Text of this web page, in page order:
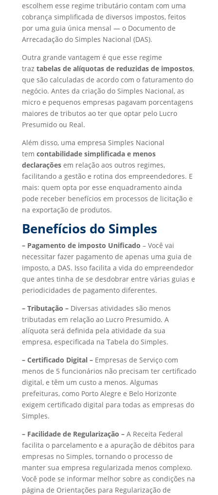
escolhem esse regime tributário contam com uma
cobrança simplificada de diversos impostos, feitos
por uma guia única mensal — o Documento de
Arrecadação do Simples Nacional (DAS).
Outra grande vantagem é que esse regime
traz tabelas de alíquotas de reduzidas de impostos,
que são calculadas de acordo com o faturamento do
negócio. Antes da criação do Simples Nacional, as
micro e pequenos empresas pagavam porcentagens
maiores de tributos ao ter que optar pelo Lucro
Presumido ou Real.
Além disso, uma empresa Simples Nacional
tem contabilidade simplificada e menos
declaraçõesem relação aos outros regimes,
facilitando a gestão e rotina dos empreendedores. E
mais: quem opta por esse enquadramento ainda
pode receber benefícios em processos de licitação e
na exportação de produtos.
Benefícios do Simples
– Pagamento de imposto Unificado – Você vai
necessitar fazer pagamento de apenas uma guia de
imposto, a DAS. Isso facilita a vida do empreendedor
que antes tinha de se desdobrar entre várias guias e
periodicidades de pagamento diferentes.
– Tributação –Diversas atividades são menos
tributadas em relação ao Lucro Presumido. A
alíquota será definida pela atividade da sua
empresa, especificada na Tabela do Simples.
– Certificado Digital –Empresas de Serviço com
menos de 5 funcionários não precisam ter certificado
digital, e têm um custo a menos. Algumas
prefeituras, como Porto Alegre e Belo Horizonte
exigem certificado digital para todas as empresas do
Simples.
– Facilidade de Regularização –A Receita Federal
facilita o parcelamento e a apuração de débitos para
empresas no Simples, tornando o processo de
manter sua empresa regularizada menos complexo.
Você pode se informar melhor sobre as condições na
página de Orientações para Regularização de